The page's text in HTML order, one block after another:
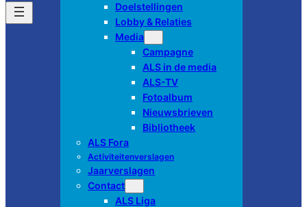
Doelstellingen
Lobby & Relaties
Media
Campagne
ALS in de media
ALS-TV
Fotoalbum
Nieuwsbrieven
Bibliotheek
ALS Fora
Activiteitenverslagen
Jaarverslagen
Contact
ALS Liga